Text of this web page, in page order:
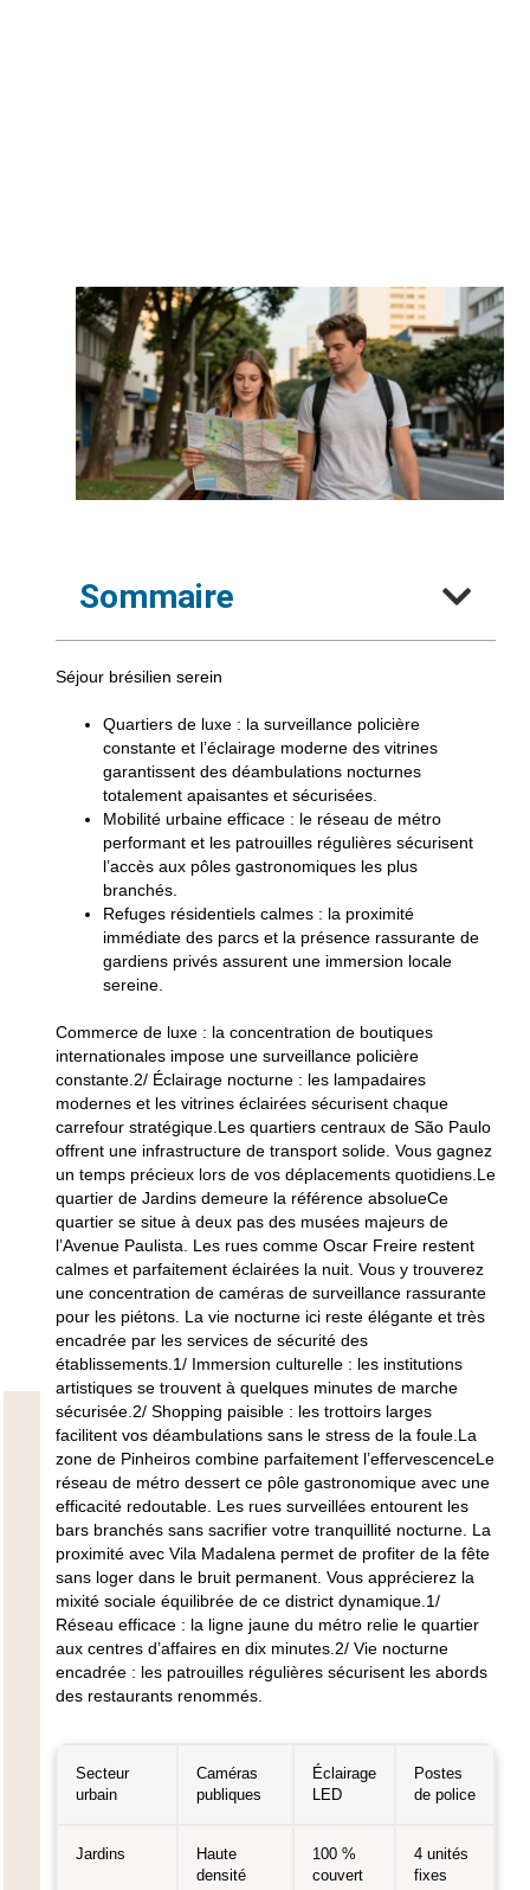
Sommaire
Séjour brésilien serein
Quartiers de luxe: la surveillance policière
constante et l’éclairage moderne des vitrines
garantissent des déambulations nocturnes
totalement apaisantes et sécurisées.
Mobilité urbaine efficace: le réseau de métro
performant et les patrouilles régulières sécurisent
l’accès aux pôles gastronomiques les plus
branchés.
Refuges résidentiels calmes: la proximité
immédiate des parcs et la présence rassurante de
gardiens privés assurent une immersion locale
sereine.
Commerce de luxe: la concentration de boutiques
internationales impose une surveillance policière
constante.2/ Éclairage nocturne: les lampadaires
modernes et les vitrines éclairées sécurisent chaque
carrefour stratégique.Les quartiers centraux de São Paulo
offrent une infrastructure de transport solide. Vous gagnez
un temps précieux lors de vos déplacements quotidiens.Le
quartier de Jardins demeure la référence absolueCe
quartier se situe à deux pas des musées majeurs de
l’Avenue Paulista. Les rues comme Oscar Freire restent
calmes et parfaitement éclairées la nuit. Vous y trouverez
une concentration de caméras de surveillance rassurante
pour les piétons. La vie nocturne ici reste élégante et très
encadrée par les services de sécurité des
établissements.1/ Immersion culturelle: les institutions
artistiques se trouvent à quelques minutes de marche
sécurisée.2/ Shopping paisible: les trottoirs larges
facilitent vos déambulations sans le stress de la foule.La
zone de Pinheiros combine parfaitement l’effervescenceLe
réseau de métro dessert ce pôle gastronomique avec une
efficacité redoutable. Les rues surveillées entourent les
bars branchés sans sacrifier votre tranquillité nocturne. La
proximité avec Vila Madalena permet de profiter de la fête
sans loger dans le bruit permanent. Vous apprécierez la
mixité sociale équilibrée de ce district dynamique.1/
Réseau efficace: la ligne jaune du métro relie le quartier
aux centres d’affaires en dix minutes.2/ Vie nocturne
encadrée: les patrouilles régulières sécurisent les abords
des restaurants renommés.
Secteur
urbain
Caméras
publiques
Éclairage
LED
Postes
de police
Jardins
Haute
densité
100 %
couvert
4 unités
fixes